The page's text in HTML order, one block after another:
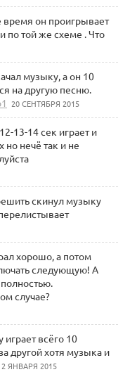
время он проигрывает
по той же схеме . Что
музыку, а он 10
на другую песню.
20 СЕНТЯБРЯ 2015
13-14 сек играет и
но нечё так и не
скинул музыку
хорошо, а потом
следующую! А
случае?
всёго 10
другой хотя музыка и
2 ЯНВАРЯ 2015